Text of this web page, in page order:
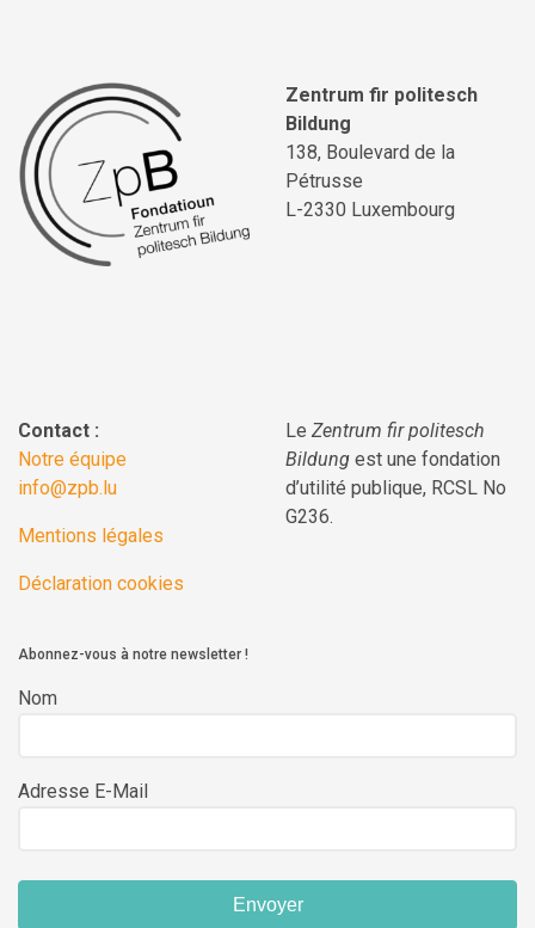
Zentrum fir politesch
Bildung
138, Boulevard de la
Pétrusse
L-2330 Luxembourg
Contact :
Notre équipe
info@zpb.lu
Mentions légales
Déclaration cookies
Le Zentrum fir politesch
Bildung est une fondation
d’utilité publique, RCSL No
G236.
Abonnez-vous à notre newsletter !
Nom
Adresse E-Mail
Envoyer